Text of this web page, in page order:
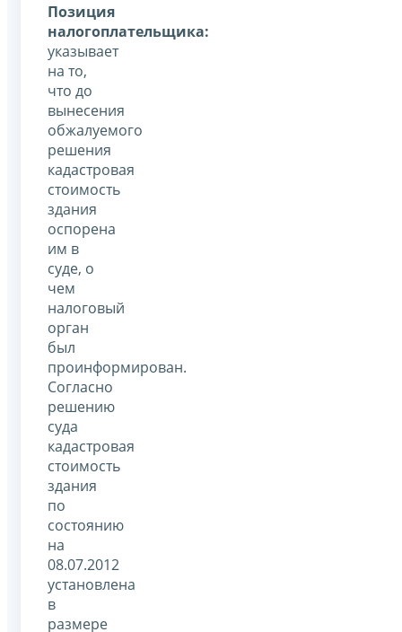
Позиция
налогоплательщика:
указывает
на то,
что до
вынесения
обжалуемого
решения
кадастровая
стоимость
здания
оспорена
им в
суде, о
чем
налоговый
орган
был
проинформирован.
Согласно
решению
суда
кадастровая
стоимость
здания
по
состоянию
на
08.07.2012
установлена
в
размере